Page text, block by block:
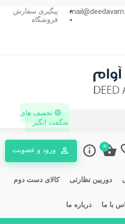
پیگیری سفارش
فروشگاه
ورود و عضویت 0
دوربین نظارتی کالای دست دوم
ما درباره ما
تخفیف های
شگفت انگیز